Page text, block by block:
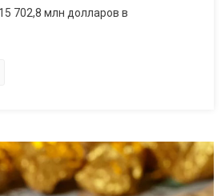
702,8 млн долларов в